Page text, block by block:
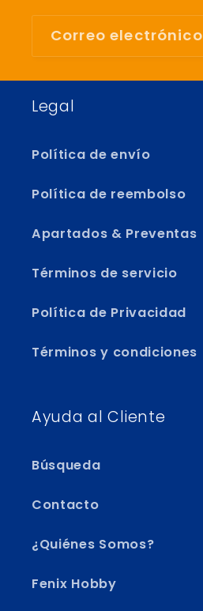
Correo electrónico
Legal
Política de envío
Política de reembolso
Apartados & Preventas
Términos de servicio
Política de Privacidad
Términos y condiciones
Ayuda al Cliente
Búsqueda
Contacto
¿Quiénes Somos?
Fenix Hobby